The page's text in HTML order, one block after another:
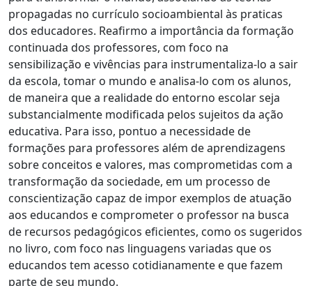
propagadas no currículo socioambiental às praticas
dos educadores. Reafirmo a importância da formação
continuada dos professores, com foco na
sensibilização e vivências para instrumentaliza-lo a sair
da escola, tomar o mundo e analisa-lo com os alunos,
de maneira que a realidade do entorno escolar seja
substancialmente modificada pelos sujeitos da ação
educativa. Para isso, pontuo a necessidade de
formações para professores além de aprendizagens
sobre conceitos e valores, mas comprometidas com a
transformação da sociedade, em um processo de
conscientização capaz de impor exemplos de atuação
aos educandos e comprometer o professor na busca
de recursos pedagógicos eficientes, como os sugeridos
no livro, com foco nas linguagens variadas que os
educandos tem acesso cotidianamente e que fazem
parte de seu mundo.